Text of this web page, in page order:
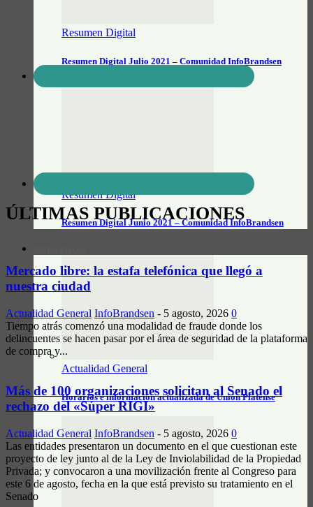
Resumen Digital
Resumen Digital Julio 2021 – Comunidad InfoBrandsen
Resumen Digital
Resumen Digital Junio 2021 – Comunidad InfoBrandsen
Actualidad General
Horarios e información actualizada de Unión Platense
ÚLTIMAS PUBLICACIONES
Mercado libre: la estafa telefónica que llegó a
nuestra ciudad
Actualidad General InfoBrandsen - 5 agosto, 2026 0
Tiempo atrás comenzó una modalidad de fraude donde los
delincuentes se hacen pasar por el área de seguridad de la plataforma
de compra y...
Más de 100 organizaciones solicitan al Senado el
rechazo del «Súper RIGI»
Actualidad General InfoBrandsen - 5 agosto, 2026 0
Las entidades presentaron un documento en el que cuestionan este
proyecto de ley junto al de la Ley de Inviolabilidad de la Propiedad
Privada; y convocaron a una movilización frente al Congreso para
este 6 de agosto, fecha en la que está previsto su tratamiento en el
Senado